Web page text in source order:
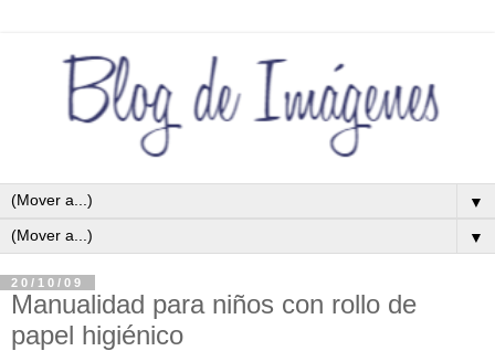
▼
▼
20/10/09
Manualidad para niños con rollo de
papel higiénico